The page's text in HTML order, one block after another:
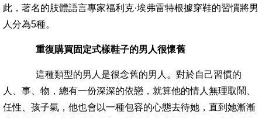
此，著名的肢體語言專家福利克·埃弗雷特根據穿鞋的習慣將男
人分為5種。
重復購買固定式樣鞋子的男人很懷舊
這種類型的男人是很念舊的男人。對於自己習慣的
人、事、物，總有一份深深的依戀，就算他的情人無理取鬧、
任性、孩子氣，他也會以一種包容的心態去待她，直到她漸漸